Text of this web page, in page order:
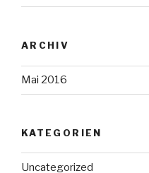
ARCHIV
Mai 2016
KATEGORIEN
Uncategorized